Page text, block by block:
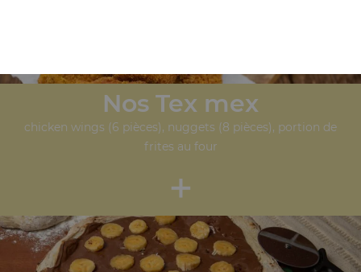
Nos Tex mex
chicken wings (6 pièces), nuggets (8 pièces), portion de
frites au four
+